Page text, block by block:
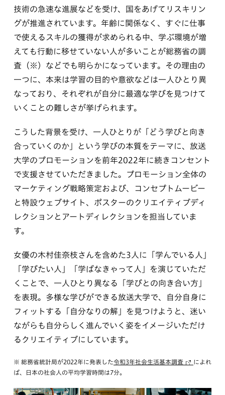
技術の急速な進展などを受け、国をあげてリスキリン
グが推進されています。年齢に関係なく、すぐに仕事
で使えるスキルの獲得が求められる中、学ぶ環境が増
えても行動に移せていない人が多いことが総務省の調
査（※）などでも明らかになっています。その理由の
一つに、本来は学習の目的や意欲などは⼀⼈ひとり異
なっており、それぞれが⾃分に最適な学びを見つけて
いくことの難しさが挙げられます。
こうした背景を受け、一人ひとりが「どう学びと向き
合っていくのか」という学びの本質をテーマに、放送
大学のプロモーションを前年2022年に続きコンセント
で支援させていただきました。プロモーション全体の
マーケティング戦略策定および、コンセプトムービー
と特設ウェブサイト、ポスターのクリエイティブディ
レクションとアートディレクションを担当していま
す。
女優の木村佳奈枝さんを含めた3人に「学んでいる人」
「学びたい人」「学ばなきゃって人」を演じていただ
くことで、一人ひとり異なる「学びとの向き合い方」
を表現。多様な学びができる放送大学で、自分自身に
フィットする「自分なりの解」を見つけようと、迷い
ながらも自分らしく進んでいく姿をイメージいただけ
るクリエイティブにしています。
※ 総務省統計局が2022年に発表した令和3年社会生活基本調査
によれ
ば、日本の社会人の平均学習時間は7分。